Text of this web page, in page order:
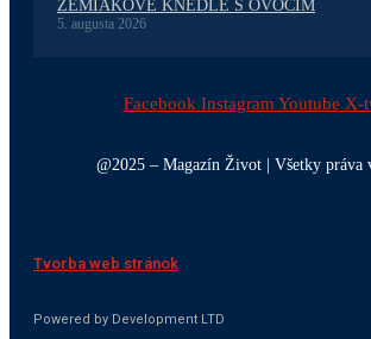
ZEMIAKOVÉ KNEDLE S OVOCÍM
5. augusta 2026
Facebook Instagram Youtube X-
@2025 – Magazín Život | Všetky práva
Tvorba web stránok
Powered by Development LTD